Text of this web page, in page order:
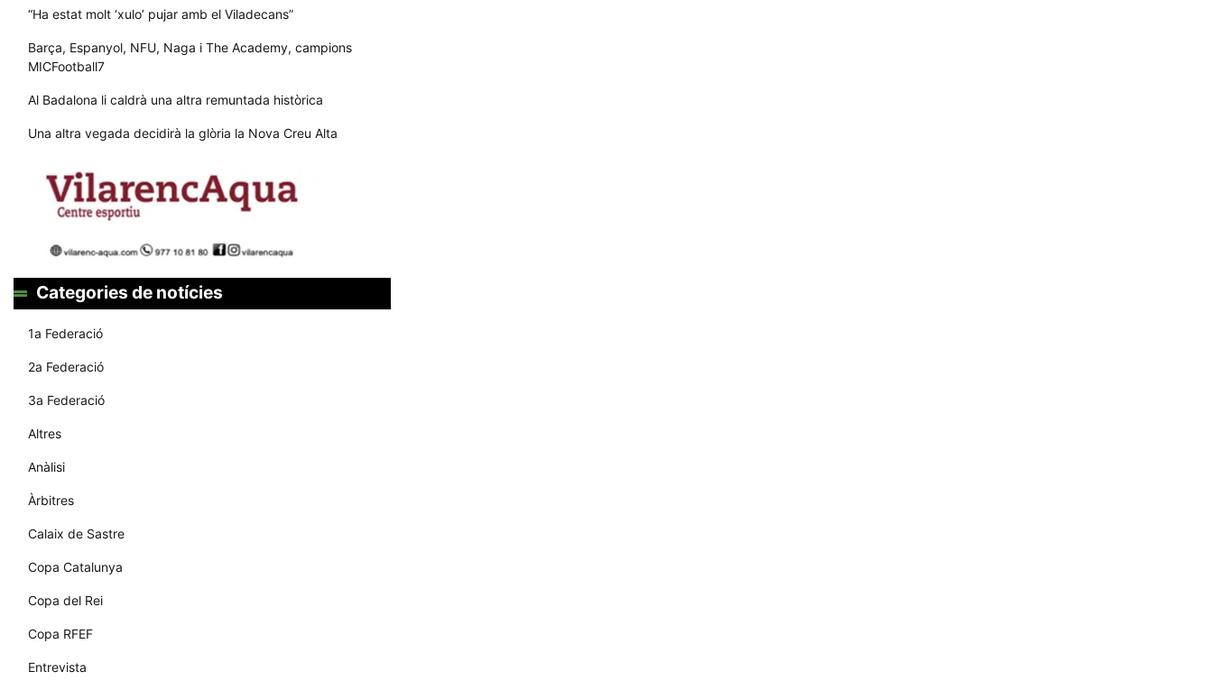
“Ha estat molt ‘xulo’ pujar amb el Viladecans”
Barça, Espanyol, NFU, Naga i The Academy, campions
MICFootball7
Al Badalona li caldrà una altra remuntada històrica
Una altra vegada decidirà la glòria la Nova Creu Alta
Categories de notícies
1a Federació
2a Federació
3a Federació
Altres
Anàlisi
Àrbitres
Calaix de Sastre
Copa Catalunya
Copa del Rei
Copa RFEF
Entrevista